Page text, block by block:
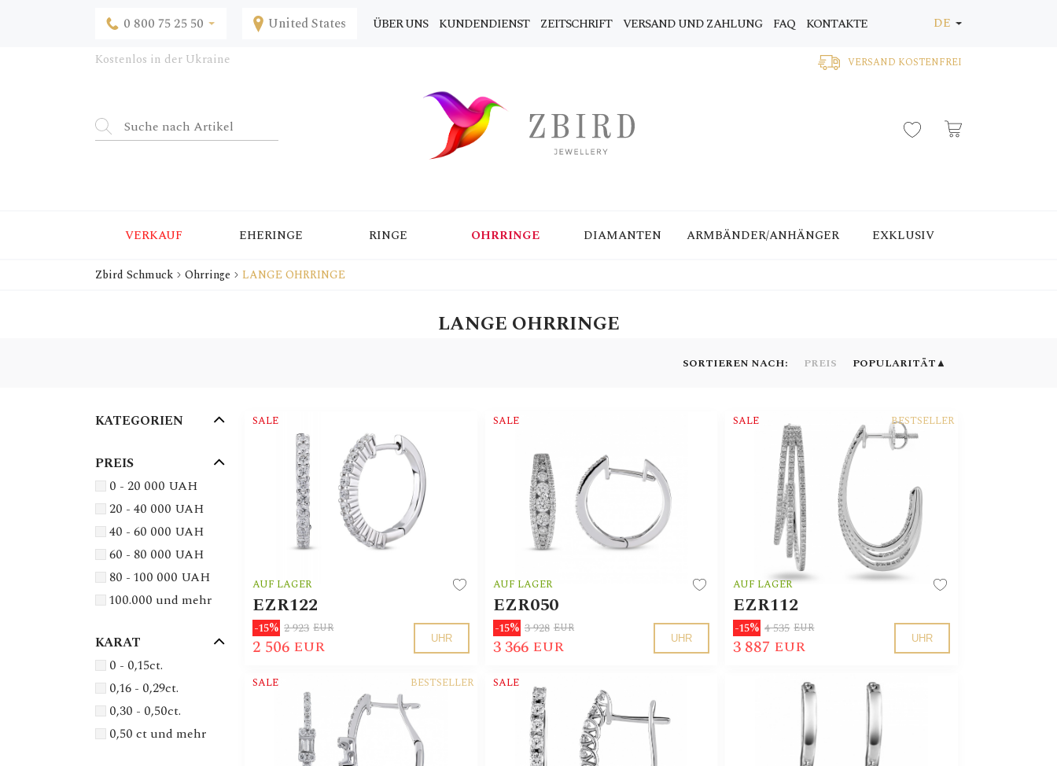
0 800 75 25 50
Kostenlos in der Ukraine
United States ÜBER UNS KUNDENDIENST ZEITSCHRIFT VERSAND UND ZAHLUNG FAQ KONTAKTE DE
VERSAND KOSTENFREI
VERKAUF EHERINGE RINGE OHRRINGE DIAMANTEN ARMBÄNDER/ANHÄNGER EXKLUSIV
Zbird Schmuck Ohrringe LANGE OHRRINGE
LANGE OHRRINGE
SORTIEREN NACH: PREIS POPULARITÄT▲
KATEGORIEN
PREIS
0 - 20 000 UAH
20 - 40 000 UAH
40 - 60 000 UAH
60 - 80 000 UAH
80 - 100 000 UAH
100.000 und mehr
KARAT
0 - 0,15ct.
0,16 - 0,29ct.
0,30 - 0,50ct.
0,50 ct und mehr
SALE
AUF LAGER
EZR122
-15% 2 923 EUR
2 506 EUR UHR
SALE
AUF LAGER
EZR050
-15% 3 928 EUR
3 366 EUR UHR
BESTSELLER
SALE
AUF LAGER
EZR112
-15% 4 535 EUR
3 887 EUR UHR
BESTSELLER
SALE SALE